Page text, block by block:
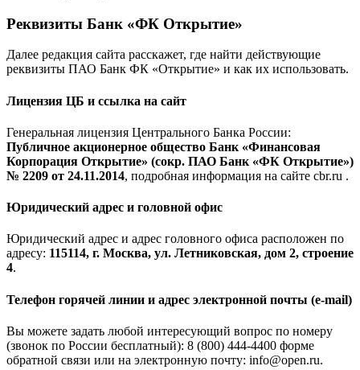
Реквизиты Банк «ФК Открытие»
Далее редакция сайта расскажет, где найти действующие
реквизиты ПАО Банк ФК «Открытие» и как их использовать.
Лицензия ЦБ и ссылка на сайт
Генеральная лицензия Центрального Банка России:
Публичное акционерное общество Банк «Финансовая
Корпорация Открытие» (сокр. ПАО Банк «ФК Открытие»)
№ 2209 от 24.11.2014, подробная информация на сайте cbr.ru .
Юридический адрес и головной офис
Юридический адрес и адрес головного офиса расположен по
адресу: 115114, г. Москва, ул. Летниковская, дом 2, строение
4.
Телефон горячей линии и адрес электронной почты (e-mail)
Вы можете задать любой интересующий вопрос по номеру
(звонок по России бесплатный): 8 (800) 444-4400 форме
обратной связи или на электронную почту: info@open.ru.